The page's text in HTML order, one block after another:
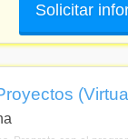
Solicitar